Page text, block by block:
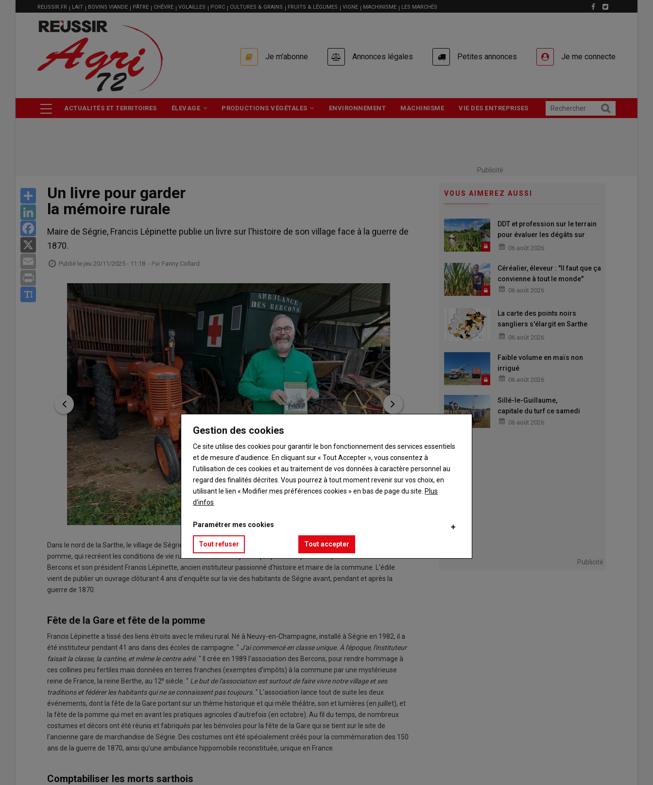
MENU
FILIÈRE
REUSSIR.FR LAIT BOVINS VIANDE PÂTRE CHÈVRE VOLAILLES PORC CULTURES & GRAINS FRUITS & LÉGUMES VIGNE MACHINISME LES MARCHÉS
USER
ACCOUNT
MENU
Je m'abonne Annonces légales Petites annonces Je me connecte
PRINCIPALEACTUALITÉS ET TERRITOIRES ÉLEVAGE PRODUCTIONS VÉGÉTALES ENVIRONNEMENT MACHINISME VIE DES ENTREPRISES
Publicité
Share
LinkedIn
Facebook
Email
Un livre pour garder
la mémoire rurale
Maire de Ségrie, Francis Lépinette publie un livre sur l'histoire de son village face à la guerre de
1870.
Publié le jeu 20/11/2025 - 11:18 - Par Fanny Collard
Dans le nord de la Sarthe, le village de Ségrie est désormais réputé pour ses traditionnelles fête de la Gare et fête de la
pomme, qui recréent les conditions de vie rurale d'antan. Une dynamique portée depuis 1989 par l'association des
Bercons et son président Francis Lépinette, ancien instituteur passionné d'histoire et maire de la commune. L'édile
vient de publier un ouvrage clôturant 4 ans d'enquête sur la vie des habitants de Ségrie avant, pendant et après la
guerre de 1870.
Fête de la Gare et fête de la pomme
Francis Lépinette a tissé des liens étroits avec le milieu rural. Né à Neuvy-en-Champagne, installé à Ségrie en 1982, il a
été instituteur pendant 41 ans dans des écoles de campagne. " J'ai commencé en classe unique. À l'époque, l'instituteur
faisait la classe, la cantine, et même le centre aéré. " Il crée en 1989 l'association des Bercons, pour rendre hommage à
ces collines peu fertiles mais données en terres franches (exemptes d'impôts) à la commune par une mystérieuse
reine de France, la reine Berthe, au 12e siècle. " Le but de l'association est surtout de faire vivre notre village et ses
traditions et fédérer les habitants qui ne se connaissent pas toujours. " L'association lance tout de suite les deux
événements, dont la fête de la Gare portant sur un thème historique et qui mêle théâtre, son et lumières (en juillet), et
la fête de la pomme qui met en avant les pratiques agricoles d'autrefois (en octobre). Au fil du temps, de nombreux
costumes et décors ont été réunis et fabriqués par les bénvoles pour la fête de la Gare qui se tient sur le site de
l'ancienne gare de marchandise de Ségrie. Des costumes ont été spécialement créés pour la commémoration des 150
ans de la guerre de 1870, ainsi qu'une ambulance hippomobile reconstituée, unique en France.
Comptabiliser les morts sarthois
VOUS AIMEREZ AUSSI
DDT et profession sur le terrain
pour évaluer les dégâts sur
maïs06 août 2026
Céréalier, éleveur : "Il faut que ça
convienne à tout le monde"
06 août 2026
La carte des points noirs
sangliers s'élargit en Sarthe
pour 2026-2027
06 août 2026
Faible volume en maïs non
irrigué
06 août 2026
Sillé-le-Guillaume,
capitale du turf ce samedi
06 août 2026
Publicité
Gestion des cookies
Ce site utilise des cookies pour garantir le bon fonctionnement des services essentiels
et de mesure d’audience. En cliquant sur « Tout Accepter », vous consentez à
l’utilisation de ces cookies et au traitement de vos données à caractère personnel au
regard des finalités décrites. Vous pourrez à tout moment revenir sur vos choix, en
utilisant le lien « Modifier mes préférences cookies » en bas de page du site. Plus
d'infos
Paramétrer mes cookies
Tout refuser Tout accepter